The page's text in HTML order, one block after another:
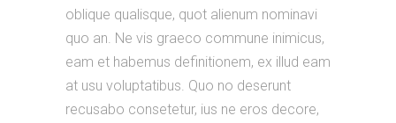
oblique qualisque, quot alienum nominavi
quo an. Ne vis graeco commune inimicus,
eam et habemus definitionem, ex illud eam
at usu voluptatibus. Quo no deserunt
recusabo consetetur, ius ne eros decore,